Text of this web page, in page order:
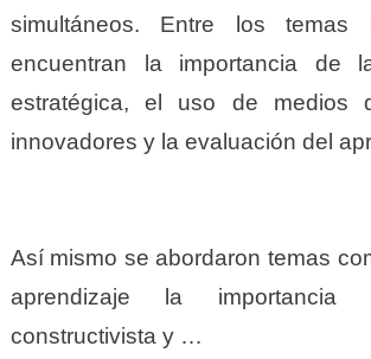
simultáneos. Entre los temas
encuentran la importancia de
estratégica, el uso de medios
innovadores y la evaluación del
Así mismo se abordaron temas
aprendizaje la importancia
constructivista y …